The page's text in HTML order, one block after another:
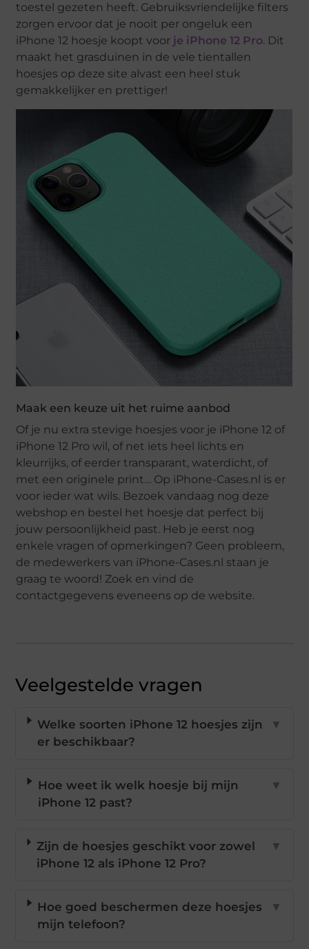
toestel gezeten heeft. Gebruiksvriendelijke filters
zorgen ervoor dat je nooit per ongeluk een
iPhone 12 hoesje koopt voor je iPhone 12 Pro. Dit
maakt het grasduinen in de vele tientallen
hoesjes op deze site alvast een heel stuk
gemakkelijker en prettiger!
Maak een keuze uit het ruime aanbod
Of je nu extra stevige hoesjes voor je iPhone 12 of
iPhone 12 Pro wil, of net iets heel lichts en
kleurrijks, of eerder transparant, waterdicht, of
met een originele print… Op iPhone-Cases.nl is er
voor ieder wat wils. Bezoek vandaag nog deze
webshop en bestel het hoesje dat perfect bij
jouw persoonlijkheid past. Heb je eerst nog
enkele vragen of opmerkingen? Geen probleem,
de medewerkers van iPhone-Cases.nl staan je
graag te woord! Zoek en vind de
contactgegevens eveneens op de website.
Veelgestelde vragen
Welke soorten iPhone 12 hoesjes zijn
er beschikbaar?
▼
Hoe weet ik welk hoesje bij mijn
iPhone 12 past?
▼
Zijn de hoesjes geschikt voor zowel
iPhone 12 als iPhone 12 Pro?
▼
Hoe goed beschermen deze hoesjes
mijn telefoon?
▼